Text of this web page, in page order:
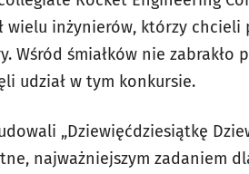
wielu inżynierów, którzy
Wśród śmiałków nie
udział w tym konkursie.
„Dziewięćdziesiątkę
najważniejszym zadaniem